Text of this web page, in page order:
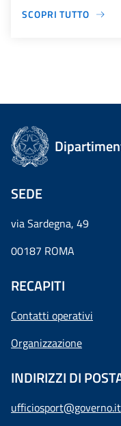
SCOPRI TUTTO
SEDE
via Sardegna, 49
00187 ROMA
RECAPITI
Contatti operativi
Organizzazione
INDIRIZZI DI
ufficiosport@governo.it